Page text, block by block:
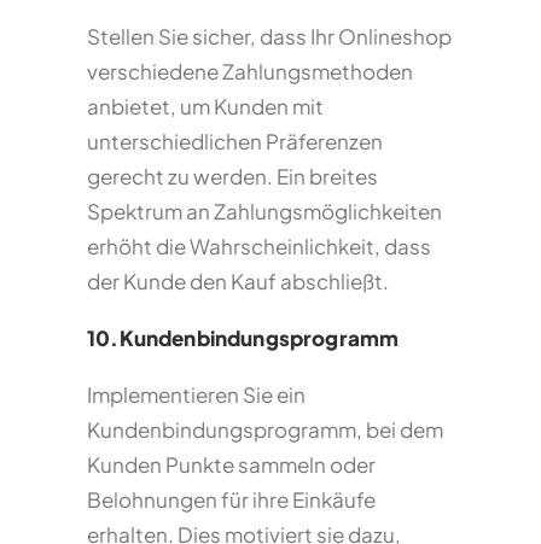
Stellen Sie sicher, dass Ihr Onlineshop
verschiedene Zahlungsmethoden
anbietet, um Kunden mit
unterschiedlichen Präferenzen
gerecht zu werden. Ein breites
Spektrum an Zahlungsmöglichkeiten
erhöht die Wahrscheinlichkeit, dass
der Kunde den Kauf abschließt.
10.Kundenbindungsprogramm
Implementieren Sie ein
Kundenbindungsprogramm, bei dem
Kunden Punkte sammeln oder
Belohnungen für ihre Einkäufe
erhalten. Dies motiviert sie dazu,